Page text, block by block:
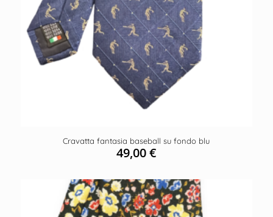
Cravatta fantasia baseball su fondo blu
49,00€